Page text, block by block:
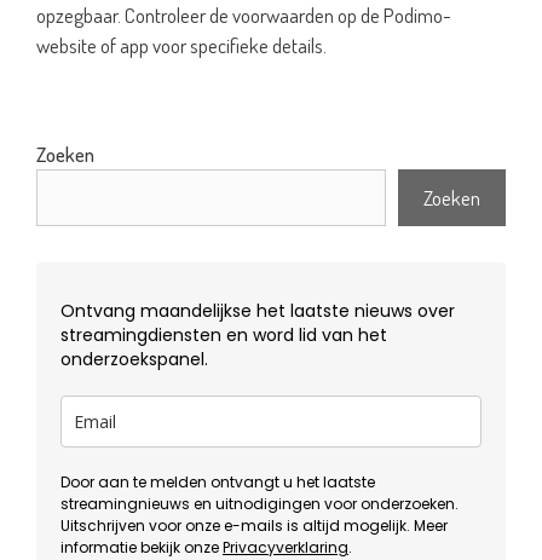
opzegbaar. Controleer de voorwaarden op de Podimo-
website of app voor specifieke details.
Zoeken
Zoeken
Ontvang maandelijkse het laatste nieuws over
streamingdiensten en word lid van het
onderzoekspanel.
Door aan te melden ontvangt u het laatste
streamingnieuws en uitnodigingen voor onderzoeken.
Uitschrijven voor onze e-mails is altijd mogelijk. Meer
informatie bekijk onzePrivacyverklaring.